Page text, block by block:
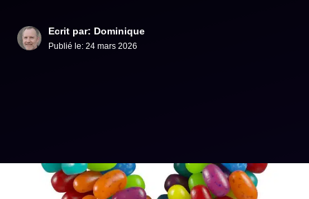
Ecrit par: Dominique
Publié le: 24 mars 2026